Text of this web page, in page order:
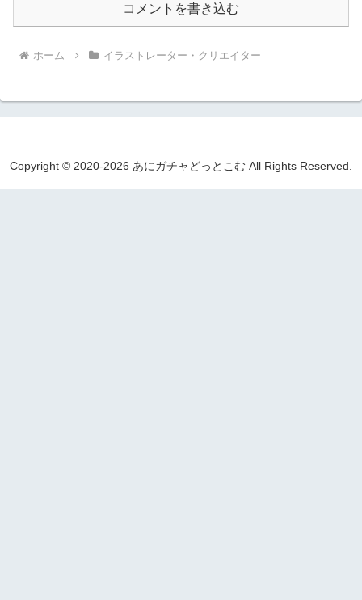
コメントを書き込む
ホーム イラストレーター・クリエイター
Copyright © 2020-2026 あにガチャどっとこむ All Rights Reserved.